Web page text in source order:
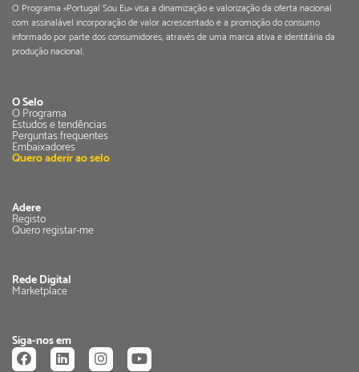
O Programa «Portugal Sou Eu» visa a dinamização e valorização da oferta nacional
com assinalável incorporação de valor acrescentado e a promoção do consumo
informado por parte dos consumidores, através de uma marca ativa e identitária da
produção nacional.
O Selo
O Programa
Estudos e tendências
Perguntas frequentes
Embaixadores
Quero aderir ao selo
Adere
Registo
Quero registar-me
Rede Digital
Marketplace
Siga-nos em